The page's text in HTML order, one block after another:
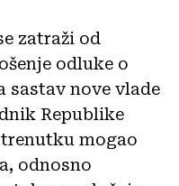
zatraži od
odluke o
sastav nove vlade
Republike
mogao
odnosno